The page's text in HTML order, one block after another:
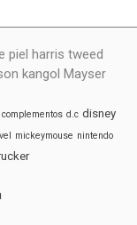
piel harris tweed
kangol Mayser
complementos d.c disney
mickeymouse nintendo